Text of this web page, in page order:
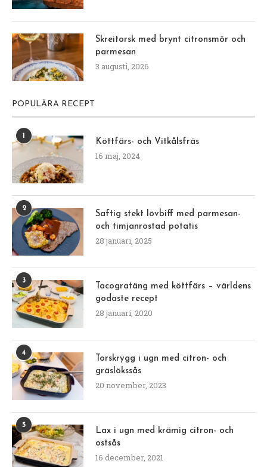
Skreitorsk med brynt citronsmör och
parmesan
3 augusti, 2026
POPULÄRA RECEPT
Köttfärs- och Vitkålsfräs
16 maj, 2024
2
Saftig stekt lövbiff med parmesan-
och timjanrostad potatis
28 januari, 2025
3
Tacogratäng med köttfärs – världens
godaste recept
28 januari, 2020
4
Torskrygg i ugn med citron- och
gräslökssås
20 november, 2023
5
Lax i ugn med krämig citron- och
ostsås
16 december, 2021